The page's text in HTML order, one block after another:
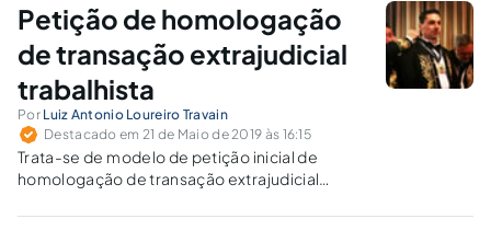
Petição de homologação
de transação extrajudicial
trabalhista
Por Luiz Antonio Loureiro Travain
Destacado em 21 de Maio de 2019 às 16:15
Trata-se de modelo de petição inicial de
homologação de transação extrajudicial